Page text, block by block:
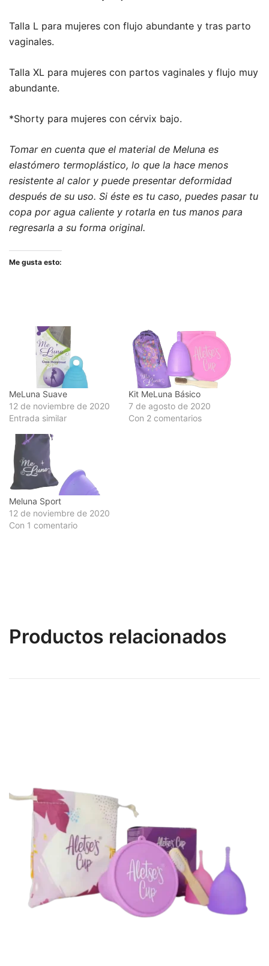
Talla L para mujeres con flujo abundante y tras parto
vaginales.
Talla XL para mujeres con partos vaginales y flujo muy
abundante.
*Shorty para mujeres con cérvix bajo.
Tomar en cuenta que el material de Meluna es
elastómero termoplástico, lo que la hace menos
resistente al calor y puede presentar deformidad
después de su uso. Si éste es tu caso, puedes pasar tu
copa por agua caliente y rotarla en tus manos para
regresarla a su forma original.
Me gusta esto:
MeLuna Suave
12 de noviembre de 2020
Entrada similar
Kit MeLuna Básico
7 de agosto de 2020
Con 2 comentarios
Meluna Sport
12 de noviembre de 2020
Con 1 comentario
Productos relacionados